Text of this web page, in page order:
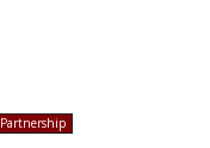
Partnership